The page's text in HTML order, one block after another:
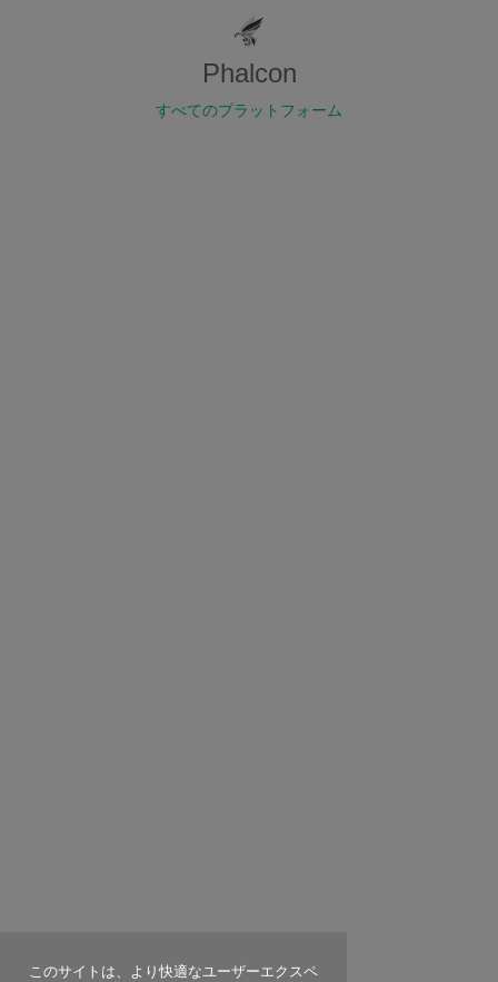
このサイトは、より快適なユーザーエクスペ
Phalcon
すべてのプラットフォーム